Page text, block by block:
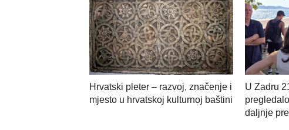
Hrvatski pleter – razvoj, značenje i
mjesto u hrvatskoj kulturnoj baštini
U Zadru
daljnje